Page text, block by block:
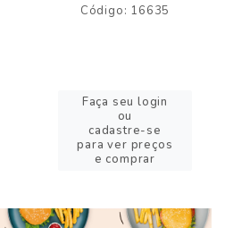
Código: 16635
Faça seu login
ou
cadastre-se
para ver preços
e comprar